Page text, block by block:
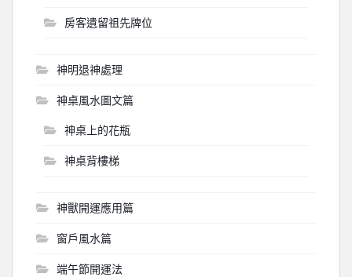
房客遺留祖先牌位
神明退神處理
神桌風水圖文篇
神桌上的花瓶
神桌背樓梯
神獸開運應用篇
窗戶風水篇
端午節開運法